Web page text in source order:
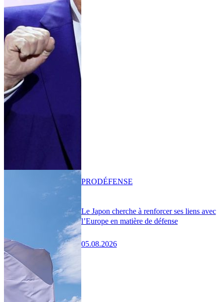
Le Japon cherche à renforcer ses liens avec
l’Europe en matière de défense
05.08.2026
PRODÉFENSE